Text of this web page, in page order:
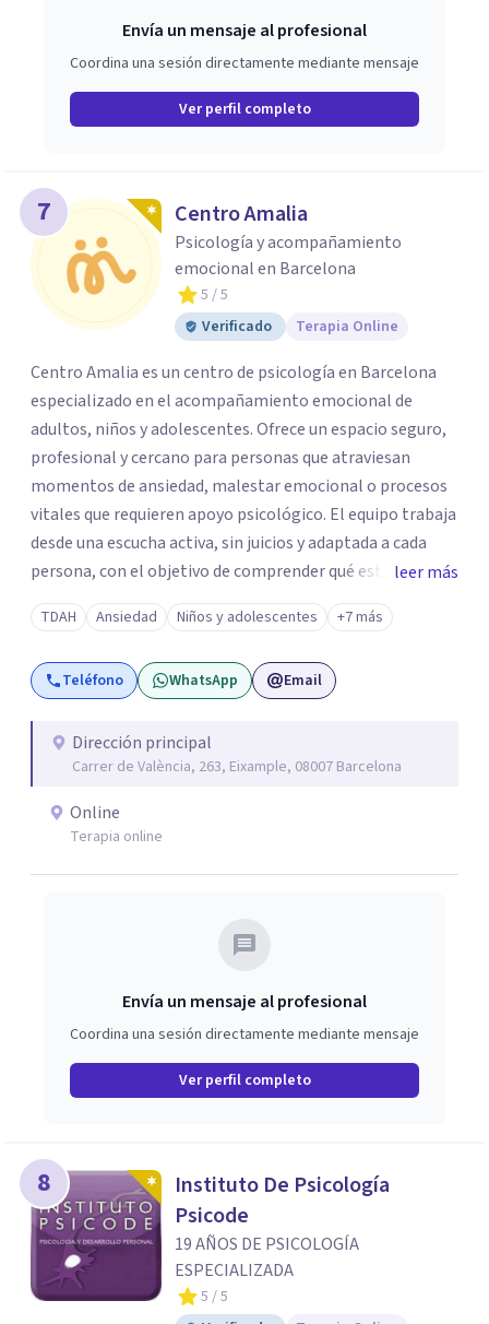
Envía un mensaje al profesional
Coordina una sesión directamente mediante mensaje
Ver perfil completo
7 Centro Amalia
Psicología y acompañamiento
emocional en Barcelona
5 / 5
Verificado
Terapia Online
Centro Amalia es un centro de psicología en Barcelona
especializado en el acompañamiento emocional de
adultos, niños y adolescentes. Ofrece un espacio seguro,
profesional y cercano para personas que atraviesan
momentos de ansiedad, malestar emocional o procesos
vitales que requieren apoyo psicológico. El equipo trabaja
desde una escucha activa, sin juicios y adaptada a cada
persona, con el objetivo de comprender qué está
ocurriendo y facilitar herramientas para avanzar con
mayor equilibrio y bienestar. La intervención se realiza en
un entorno confidencial y tranquilo, cuidando el ritmo y
las necesidades de cada proceso terapéutico. En Centro
el trauma, la depresión y otros retos emocionales, así
como procesos de crecimiento personal y
respetuoso, humano y orientado a generar un espacio de
leer más
TDAH Ansiedad Niños y adolescentes +7 más
Teléfono WhatsApp Email
Dirección principal
Carrer de València, 263, Eixample, 08007 Barcelona
Online
Terapia online
Envía un mensaje al profesional
Coordina una sesión directamente mediante mensaje
Ver perfil completo
8
Instituto De Psicología
Psicode
19 AÑOS DE PSICOLOGÍA
ESPECIALIZADA
5 / 5